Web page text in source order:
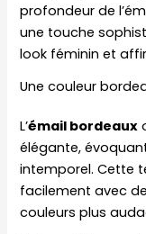
profondeur de
une touche
look féminin et
Une couleur
L’émail bordeaux
élégante,
intemporel. Cette
facilement avec
couleurs plus